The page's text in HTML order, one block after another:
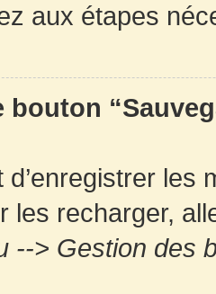
aux étapes
bouton
d’enregistrer
les recharger,
--> Gestion des